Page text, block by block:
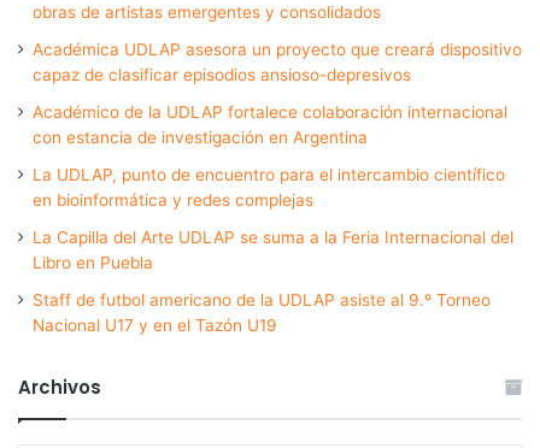
obras de artistas emergentes y consolidados
Académica UDLAP asesora un proyecto que creará dispositivo
capaz de clasificar episodios ansioso-depresivos
Académico de la UDLAP fortalece colaboración internacional
con estancia de investigación en Argentina
La UDLAP, punto de encuentro para el intercambio científico
en bioinformática y redes complejas
La Capilla del Arte UDLAP se suma a la Feria Internacional del
Libro en Puebla
Staff de futbol americano de la UDLAP asiste al 9.º Torneo
Nacional U17 y en el Tazón U19
Archivos